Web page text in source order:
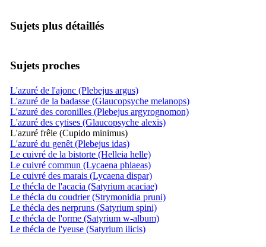
Sujets plus détaillés
Sujets proches
L'azuré de l'ajonc (Plebejus argus)
L'azuré de la badasse (Glaucopsyche melanops)
L'azuré des coronilles (Plebejus argyrognomon)
L'azuré des cytises (Glaucopsyche alexis)
L'azuré frêle (Cupido minimus)
L'azuré du genêt (Plebejus idas)
Le cuivré de la bistorte (Helleia helle)
Le cuivré commun (Lycaena phlaeas)
Le cuivré des marais (Lycaena dispar)
Le thécla de l'acacia (Satyrium acaciae)
Le thécla du coudrier (Strymonidia pruni)
Le thécla des nerpruns (Satyrium spini)
Le thécla de l'orme (Satyrium w-album)
Le thécla de l'yeuse (Satyrium ilicis)